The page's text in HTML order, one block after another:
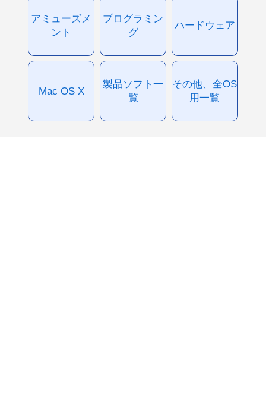
アミューズメ
ント
プログラミン
グ
ハードウェア
Mac OS X
製品ソフト一
覧
その他、全OS
用一覧